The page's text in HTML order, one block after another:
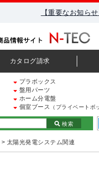
【重要なお知ら
カタログ請求
プラボックス
盤用パーツ
ホーム分電盤
個室ブース （プライベートボ
検索
> 太陽光発電システム関連